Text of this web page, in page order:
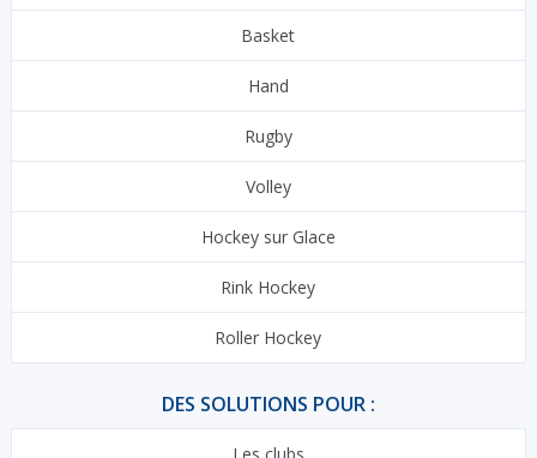
Basket
Hand
Rugby
Volley
Hockey sur Glace
Rink Hockey
Roller Hockey
DES SOLUTIONS POUR :
Les clubs